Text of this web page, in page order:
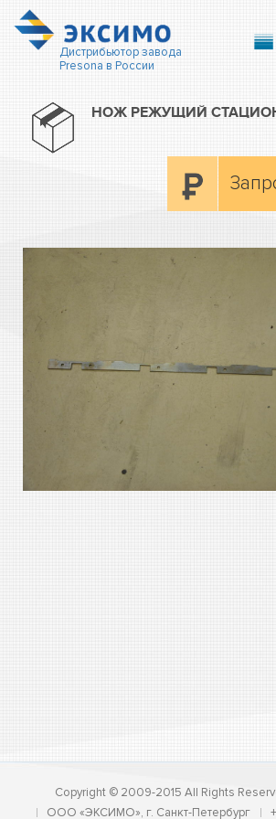
Дистрибьютор завода
Presona в России
НОЖ РЕЖУЩИЙ
Copyright © 2009-2015 All Rights
ООО «ЭКСИМО», г. Санкт-Петербург